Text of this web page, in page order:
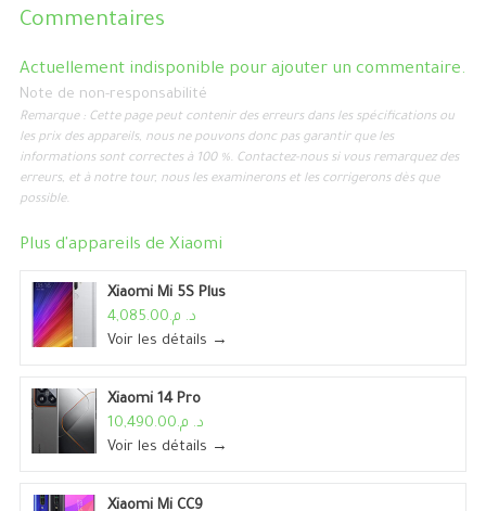
Commentaires
Actuellement indisponible pour ajouter un commentaire.
Note de non-responsabilité
Remarque : Cette page peut contenir des erreurs dans les spécifications ou
les prix des appareils, nous ne pouvons donc pas garantir que les
informations sont correctes à 100 %. Contactez-nous si vous remarquez des
erreurs, et à notre tour, nous les examinerons et les corrigerons dès que
possible.
Plus d'appareils de Xiaomi
Xiaomi Mi 5S Plus
د. م.4,085.00
Voir les détails →
Xiaomi 14 Pro
د. م.10,490.00
Voir les détails →
Xiaomi Mi CC9